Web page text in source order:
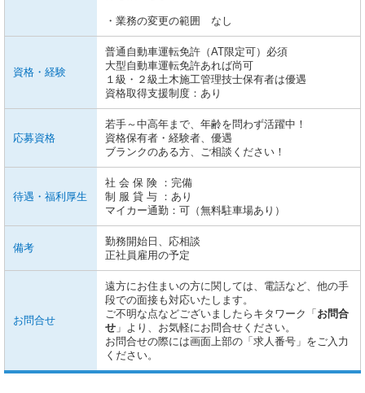
・業務の変更の範囲 なし
資格・経験
普通自動車運転免許（AT限定可）必須
大型自動車運転免許あれば尚可
１級・２級土木施工管理技士保有者は優遇
資格取得支援制度：あり
応募資格
若手～中高年まで、年齢を問わず活躍中！
資格保有者・経験者、優遇
ブランクのある方、ご相談ください！
待遇・福利厚生
社 会 保 険 ：完備
制 服 貸 与 ：あり
マイカー通勤：可（無料駐車場あり）
備考
勤務開始日、応相談
正社員雇用の予定
お問合せ
遠方にお住まいの方に関しては、電話など、他の手
段での面接も対応いたします。
ご不明な点などございましたらキタワーク「 お問合
せ 」より、お気軽にお問合せください。
お問合せの際には画面上部の「求人番号」をご入力
ください。